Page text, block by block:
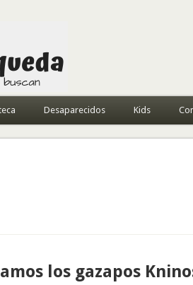
Desaparecidos Kids
los gazapos